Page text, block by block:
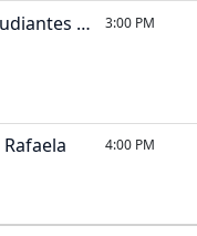
Estudiantes (BA) 3:00 PM
4:00 PM